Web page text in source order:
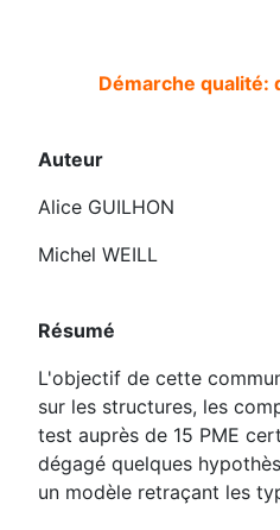
Démarche qualité:
Auteur
Alice GUILHON
Michel WEILL
Résumé
L'objectif de cette
sur les structures, les
test auprès de 15 PME
dégagé quelques
un modèle retraçant les